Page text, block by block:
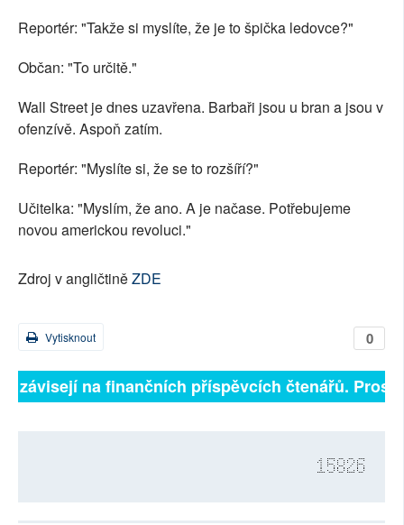
Reportér: "Takže si myslíte, že je to špička ledovce?"
Občan: "To určitě."
Wall Street je dnes uzavřena. Barbaři jsou u bran a jsou v
ofenzívě. Aspoň zatím.
Reportér: "Myslíte si, že se to rozšíří?"
Učitelka: "Myslím, že ano. A je načase. Potřebujeme
novou americkou revoluci."
Zdroj v angličtiněZDE
0
Vytisknout
závisejí na finančních příspěvcích čtenářů.
15826